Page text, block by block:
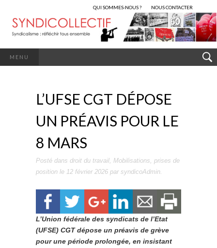
QUI SOMMES-NOUS ? NOUS CONTACTER
MENU
L’UFSE CGT DÉPOSE
UN PRÉAVIS POUR LE
8 MARS
Posté dans droit du travail, Mobilisations, prises de
position le 12 février 2026 par syndicoAdmin.
L’Union fédérale des syndicats de l’Etat
(UFSE) CGT dépose un préavis de grève
pour une période prolongée, en insistant